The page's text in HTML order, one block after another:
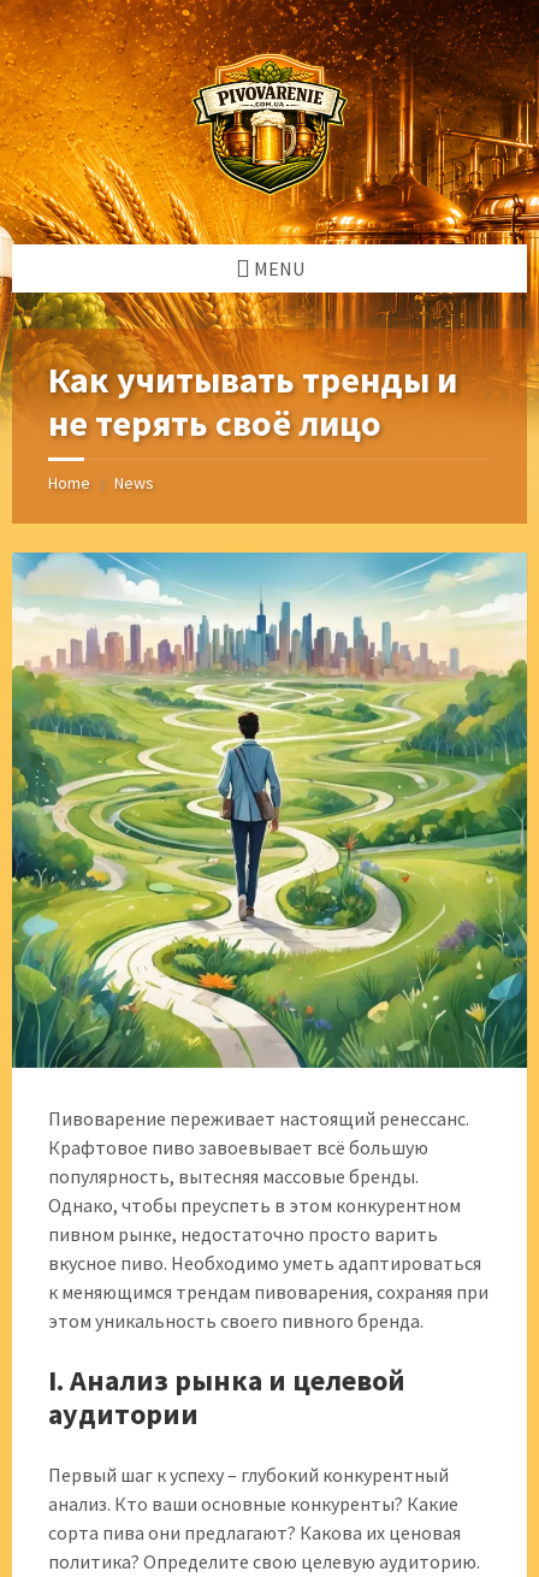
Skip
to
content
Skip
to
left
sidebar
Skip
to
right
sidebar
Skip
to
footer
MENU
Как учитывать тренды и
не терять своё лицо
Home / News
Пивоварение переживает настоящий ренессанс.
Крафтовое пиво завоевывает всё большую
популярность, вытесняя массовые бренды.
Однако, чтобы преуспеть в этом конкурентном
пивном рынке, недостаточно просто варить
вкусное пиво. Необходимо уметь адаптироваться
к меняющимся трендам пивоварения, сохраняя при
этом уникальность своего пивного бренда.
I. Анализ рынка и целевой
аудитории
Первый шаг к успеху – глубокий конкурентный
анализ. Кто ваши основные конкуренты? Какие
сорта пива они предлагают? Какова их ценовая
политика? Определите свою целевую аудиторию.